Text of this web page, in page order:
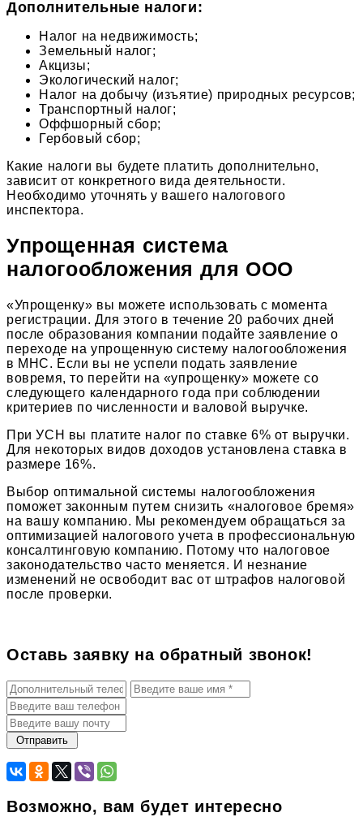
Дополнительные налоги:
Налог на недвижимость;
Земельный налог;
Акцизы;
Экологический налог;
Налог на добычу (изъятие) природных ресурсов;
Транспортный налог;
Оффшорный сбор;
Гербовый сбор;
Какие налоги вы будете платить дополнительно,
зависит от конкретного вида деятельности.
Необходимо уточнять у вашего налогового
инспектора.
Упрощенная система
налогообложения для ООО
«Упрощенку» вы можете использовать с момента
регистрации. Для этого в течение 20 рабочих дней
после образования компании подайте заявление о
переходе на упрощенную систему налогообложения
в МНС. Если вы не успели подать заявление
вовремя, то перейти на «упрощенку» можете со
следующего календарного года при соблюдении
критериев по численности и валовой выручке.
При УСН вы платите налог по ставке 6% от выручки.
Для некоторых видов доходов установлена ставка в
размере 16%.
Выбор оптимальной системы налогообложения
поможет законным путем снизить «налоговое бремя»
на вашу компанию. Мы рекомендуем обращаться за
оптимизацией налогового учета в профессиональную
консалтинговую компанию. Потому что налоговое
законодательство часто меняется. И незнание
изменений не освободит вас от штрафов налоговой
после проверки.
Оставь заявку на обратный звонок!
Возможно, вам будет интересно